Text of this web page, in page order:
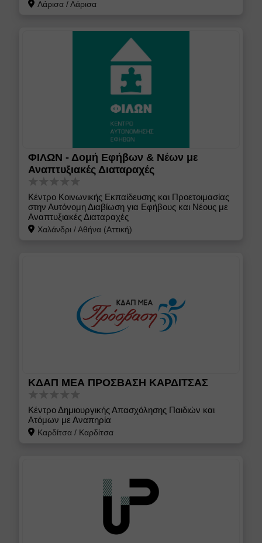
Λάρισα/Λάρισα
ΦΙΛΩΝ - Δομή Εφήβων & Νέων με
Αναπτυξιακές Διαταραχές
Κέντρο Κοινωνικής Εκπαίδευσης και Προετοιμασίας
στην Αυτόνομη Διαβίωση για Εφήβους και Νέους με
Αναπτυξιακές Διαταραχές
Χαλάνδρι /Αθήνα (Αττική)
ΚΔΑΠ ΜΕΑ ΠΡΟΣΒΑΣΗ ΚΑΡΔΙΤΣΑΣ
Κέντρο Δημιουργικής Απασχόλησης Παιδιών και
Ατόμων με Αναπηρία
Καρδίτσα/ Καρδίτσα